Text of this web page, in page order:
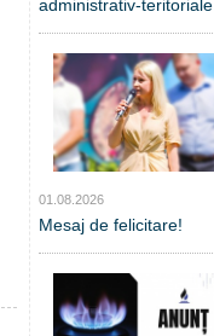
administrativ-teritoriale
01.08.2026
Mesaj de felicitare!